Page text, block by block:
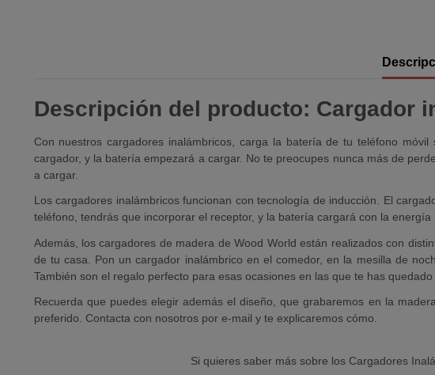
Descripción del producto: Cargador
Con nuestros cargadores inalámbricos, carga la batería de tu teléfono
cargador, y la batería empezará a cargar. No te preocupes nunca más de
a cargar.
Los cargadores inalámbricos funcionan con tecnología de inducción. El
teléfono, tendrás que incorporar el receptor, y la batería cargará con la
Además, los cargadores de madera de Wood World están realizados con
de tu casa. Pon un cargador inalámbrico en el comedor, en la mesilla de
También son el regalo perfecto para esas ocasiones en las que te has quedado
Recuerda que puedes elegir además el diseño, que grabaremos en la
preferido. Contacta con nosotros por e-mail y te explicaremos cómo.
Si quieres saber más sobre los Cargadores